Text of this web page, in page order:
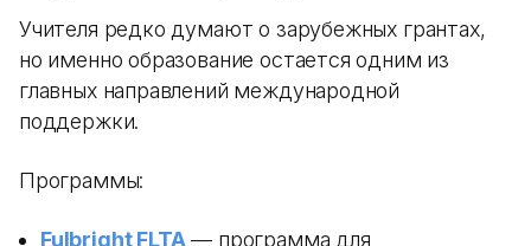
Учителя редко думают о зарубежных грантах,
но именно образование остается одним из
главных направлений международной
поддержки.
Программы:
Fulbright FLTA — программа для